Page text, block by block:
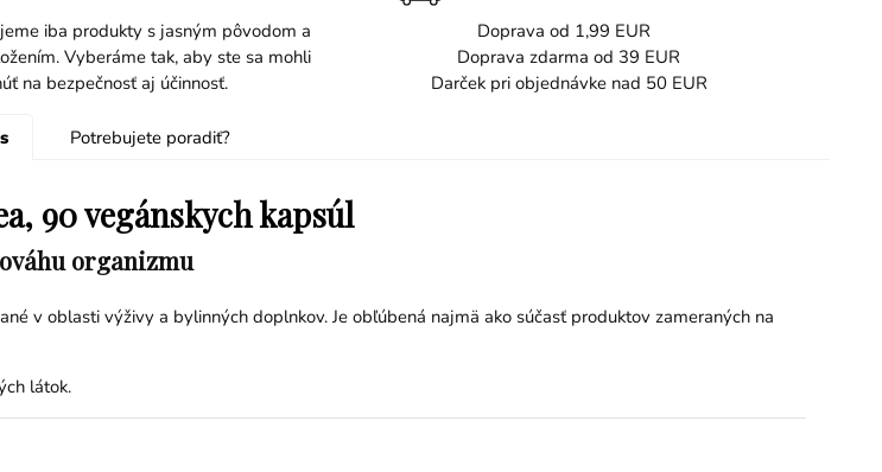
iba produkty s jasným pôvodom a
Vyberáme tak, aby ste sa mohli
na bezpečnosť aj účinnosť.
Doprava od 1,99 EUR
Doprava zdarma od 39 EUR
Darček pri objednávke nad 50 EUR
Potrebujete poradiť?
90 vegánskych kapsúl
organizmu
v oblasti výživy a bylinných doplnkov. Je obľúbená najmä ako súčasť produktov zameraných na
látok.